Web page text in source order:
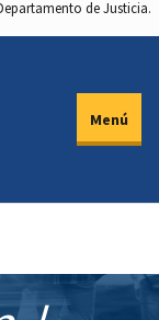
de Justicia.
Menú